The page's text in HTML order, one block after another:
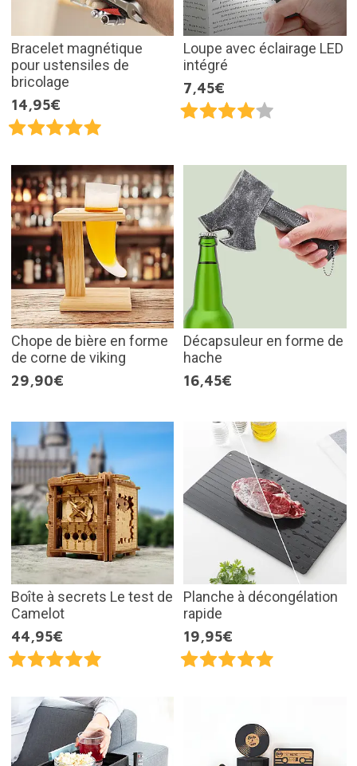
Bracelet magnétique
pour ustensiles de
bricolage
14,95€
Loupe avec éclairage LED
intégré
7,45€
Chope de bière en forme
de corne de viking
29,90€
Décapsuleur en forme de
hache
16,45€
Boîte à secrets Le test de
Camelot
44,95€
Planche à décongélation
rapide
19,95€